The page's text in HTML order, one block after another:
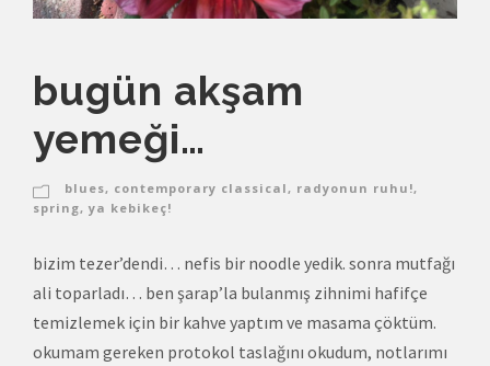
bugün akşam
yemeği…
blues, contemporary classical, radyonun ruhu!,
spring, ya kebikeç!
bizim tezer’dendi… nefis bir noodle yedik. sonra mutfağı
ali toparladı… ben şarap’la bulanmış zihnimi hafifçe
temizlemek için bir kahve yaptım ve masama çöktüm.
okumam gereken protokol taslağını okudum, notlarımı